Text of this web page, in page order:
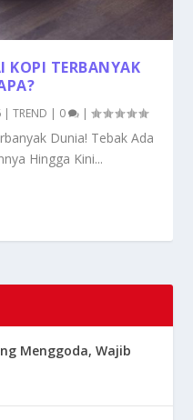
KOPI TERBANYAK
|TREND | 0 |
Dunia! Tebak Ada
Hingga Kini...
Menggoda, Wajib